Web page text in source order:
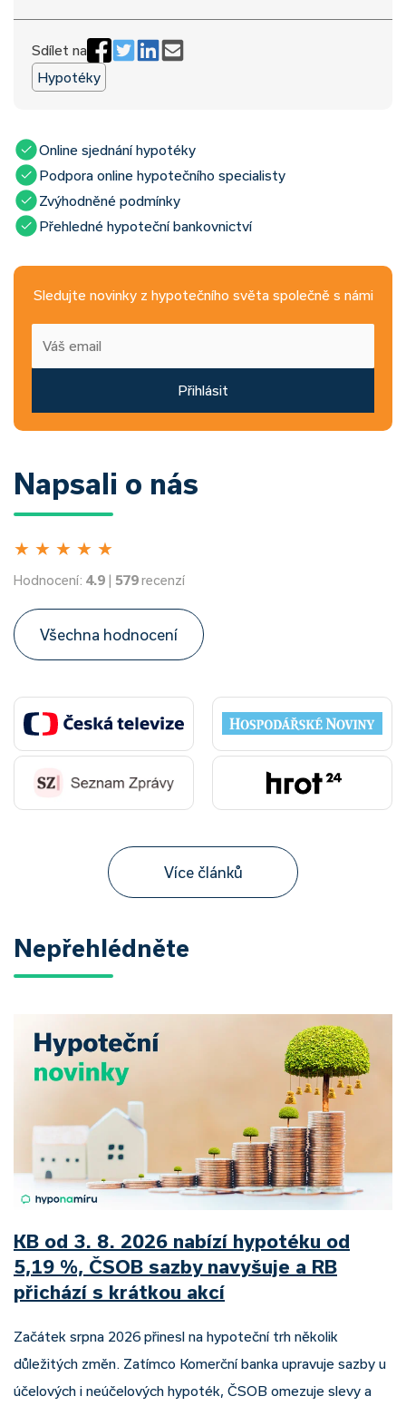
Sdílet na
Hypotéky
Online sjednání hypotéky
Podpora online hypotečního specialisty
Zvýhodněné podmínky
Přehledné hypoteční bankovnictví
Sledujte novinky z hypotečního světa společně s námi
Přihlásit
Napsali o nás
★ ★ ★ ★ ★
Hodnocení: 4.9 | 579recenzí
Všechna hodnocení
Více článků
Nepřehlédněte
KB od 3. 8. 2026 nabízí hypotéku od
5,19 %, ČSOB sazby navyšuje a RB
přichází s krátkou akcí
Začátek srpna 2026 přinesl na hypoteční trh několik
důležitých změn. Zatímco Komerční banka upravuje sazby u
účelových i neúčelových hypoték, ČSOB omezuje slevy a